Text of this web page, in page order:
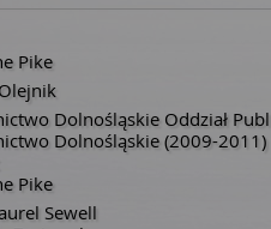
Pike
Dolnośląskie Oddział
Dolnośląskie (2009-2011)
Pike
Sewell